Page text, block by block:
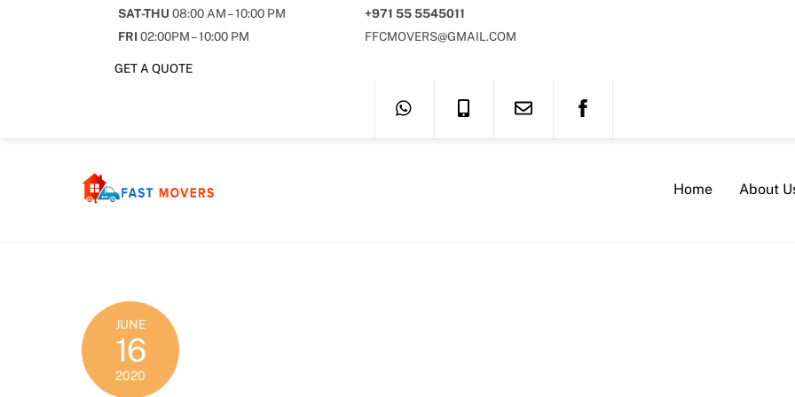
SAT-THU 08:00 AM – 10:00 PM
FRI 02:00PM – 10:00 PM
+971 55 5545011
FFCMOVERS@GMAIL.COM
GET A QUOTE
Home About
JUNE
16
2020